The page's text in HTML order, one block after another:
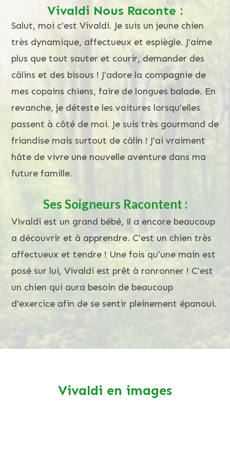
Vivaldi Nous Raconte :
Salut, moi c'est Vivaldi. Je suis un jeune chien
très dynamique, affectueux et espiègle. J'aime
plus que tout sauter et courir, demander des
câlins et des bisous ! J'adore la compagnie de
mes copains chiens, faire de longues balade. En
revanche, je déteste les voitures lorsqu'elles
passent à côté de moi. Je suis très gourmand de
friandise mais surtout de câlin ! J'ai vraiment
hâte de vivre une nouvelle aventure dans ma
future famille.
Ses Soigneurs Racontent :
Vivaldi est un grand bébé, il a encore beaucoup
a découvrir et à apprendre. C'est un chien très
affectueux et tendre ! Une fois qu'une main est
posé sur lui, Vivaldi est prêt à ronronner ! C'est
un chien qui aura besoin de beaucoup
d'exercice afin de se sentir pleinement épanoui.
Vivaldi en images